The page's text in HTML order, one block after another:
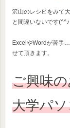
沢山のレシピをみて
と間違いないです(^^♪
ExcelやWordが苦手
せて頂きます。
ご興味
大学パ